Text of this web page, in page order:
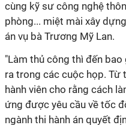
cùng kỹ sư công nghệ
phòng... miệt mài xây
án vụ bà Trương Mỹ Lan.
"Làm thủ công thì đến
ra trong các cuộc họp. Từ
hành viên cho rằng cách
ứng được yêu cầu về tốc
ngành thi hành án quyết